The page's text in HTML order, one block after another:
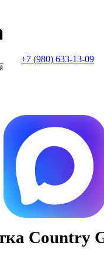
+7 (980) 633-13-09
Country